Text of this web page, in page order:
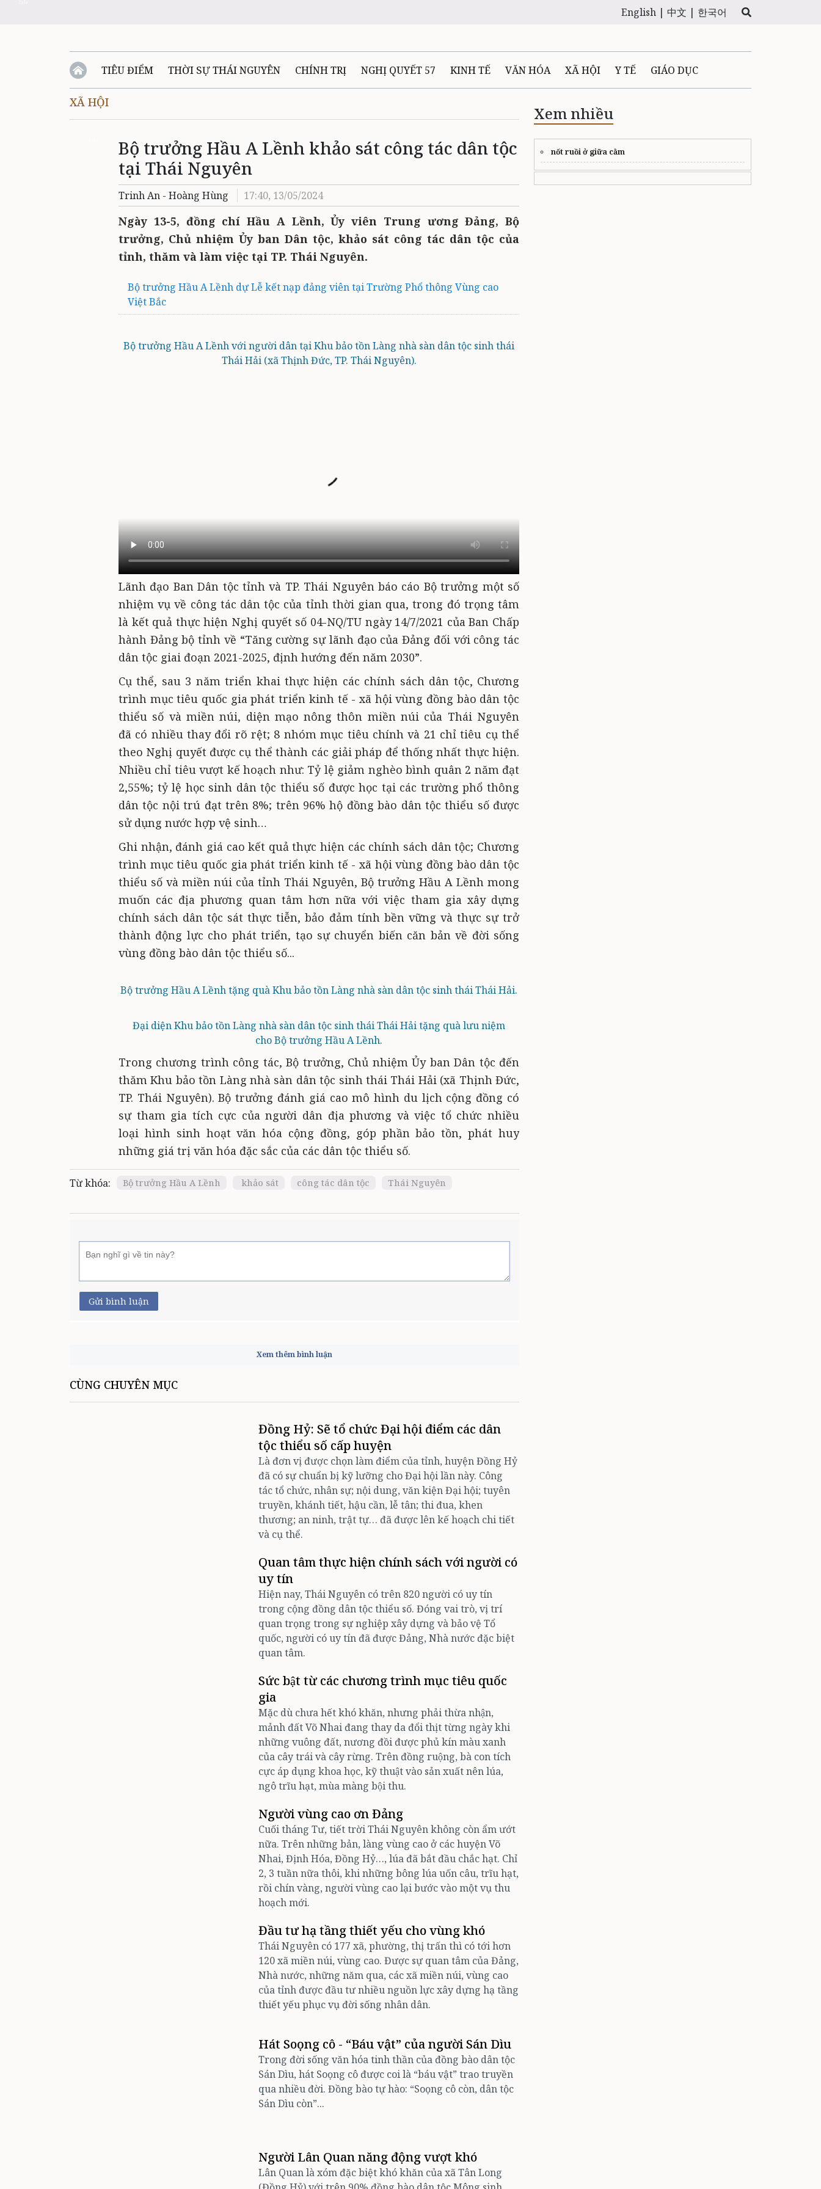
English | 中文 | 한국어
TIÊU ĐIỂM THỜI SỰ THÁI NGUYÊN CHÍNH TRỊ NGHỊ QUYẾT 57 KINH TẾ VĂN HÓA XÃ HỘI Y TẾ GIÁO DỤC
QUỐC PHÒNG - AN NINH Ô TÔ - XE MÁY PHÁP LUẬT
QUÊ HƯƠNG - ĐẤT NƯỚC QUỐC TẾ TÀI NGUYÊN - MÔI TRƯỜNG THỂ THAO THÔNG TIN - QUẢNG CÁO
VĂN BẢN, CHÍNH SÁCH MỚI VĂN NGHỆ THÁI NGUYÊN
XÃ HỘI
Bộ trưởng Hầu A Lềnh khảo sát công tác dân tộc
tại Thái Nguyên
Trinh An - Hoàng Hùng 17:40, 13/05/2024
Ngày 13-5, đồng chí Hầu A Lềnh, Ủy viên Trung ương Đảng, Bộ
trưởng, Chủ nhiệm Ủy ban Dân tộc, khảo sát công tác dân tộc của
tỉnh, thăm và làm việc tại TP. Thái Nguyên.
Bộ trưởng Hầu A Lềnh dự Lễ kết nạp đảng viên tại Trường Phổ thông Vùng cao
Việt Bắc
Bộ trưởng Hầu A Lềnh với người dân tại Khu bảo tồn Làng nhà sàn dân tộc sinh thái
Thái Hải (xã Thịnh Đức, TP. Thái Nguyên).
Lãnh đạo Ban Dân tộc tỉnh và TP. Thái Nguyên báo cáo Bộ trưởng một số
nhiệm vụ về công tác dân tộc của tỉnh thời gian qua, trong đó trọng tâm
là kết quả thực hiện Nghị quyết số 04-NQ/TU ngày 14/7/2021 của Ban Chấp
hành Đảng bộ tỉnh về “Tăng cường sự lãnh đạo của Đảng đối với công tác
dân tộc giai đoạn 2021-2025, định hướng đến năm 2030”.
Cụ thể, sau 3 năm triển khai thực hiện các chính sách dân tộc, Chương
trình mục tiêu quốc gia phát triển kinh tế - xã hội vùng đồng bào dân tộc
thiểu số và miền núi, diện mạo nông thôn miền núi của Thái Nguyên
đã có nhiều thay đổi rõ rệt; 8 nhóm mục tiêu chính và 21 chỉ tiêu cụ thể
theo Nghị quyết được cụ thể thành các giải pháp để thống nhất thực hiện.
Nhiều chỉ tiêu vượt kế hoạch như: Tỷ lệ giảm nghèo bình quân 2 năm đạt
2,55%; tỷ lệ học sinh dân tộc thiểu số được học tại các trường phổ thông
dân tộc nội trú đạt trên 8%; trên 96% hộ đồng bào dân tộc thiểu số được
sử dụng nước hợp vệ sinh…
Ghi nhận, đánh giá cao kết quả thực hiện các chính sách dân tộc; Chương
trình mục tiêu quốc gia phát triển kinh tế - xã hội vùng đồng bào dân tộc
thiểu số và miền núi của tỉnh Thái Nguyên, Bộ trưởng Hầu A Lềnh mong
muốn các địa phương quan tâm hơn nữa với việc tham gia xây dựng
chính sách dân tộc sát thực tiễn, bảo đảm tính bền vững và thực sự trở
thành động lực cho phát triển, tạo sự chuyển biến căn bản về đời sống
vùng đồng bào dân tộc thiểu số...
Bộ trưởng Hầu A Lềnh tặng quà Khu bảo tồn Làng nhà sàn dân tộc sinh thái Thái Hải.
Đại diện Khu bảo tồn Làng nhà sàn dân tộc sinh thái Thái Hải tặng quà lưu niệm
cho Bộ trưởng Hầu A Lềnh.
Trong chương trình công tác, Bộ trưởng, Chủ nhiệm Ủy ban Dân tộc đến
thăm Khu bảo tồn Làng nhà sàn dân tộc sinh thái Thái Hải (xã Thịnh Đức,
TP. Thái Nguyên). Bộ trưởng đánh giá cao mô hình du lịch cộng đồng có
sự tham gia tích cực của người dân địa phương và việc tổ chức nhiều
loại hình sinh hoạt văn hóa cộng đồng, góp phần bảo tồn, phát huy
những giá trị văn hóa đặc sắc của các dân tộc thiểu số.
Từ khóa: Bộ trưởng Hầu A Lềnh khảo sát công tác dân tộc Thái Nguyên
Gửi bình luận
Xem thêm bình luận
CÙNG CHUYÊN MỤC
Đồng Hỷ: Sẽ tổ chức Đại hội điểm các dân
tộc thiểu số cấp huyện
Là đơn vị được chọn làm điểm của tỉnh, huyện Đồng Hỷ
đã có sự chuẩn bị kỹ lưỡng cho Đại hội lần này. Công
tác tổ chức, nhân sự; nội dung, văn kiện Đại hội; tuyên
truyền, khánh tiết, hậu cần, lễ tân; thi đua, khen
thương; an ninh, trật tự… đã được lên kế hoạch chi tiết
và cụ thể.
Quan tâm thực hiện chính sách với người có
uy tín
Hiện nay, Thái Nguyên có trên 820 người có uy tín
trong cộng đồng dân tộc thiểu số. Đóng vai trò, vị trí
quan trọng trong sự nghiệp xây dựng và bảo vệ Tổ
quốc, người có uy tín đã được Đảng, Nhà nước đặc biệt
quan tâm.
Sức bật từ các chương trình mục tiêu quốc
gia
Mặc dù chưa hết khó khăn, nhưng phải thừa nhận,
mảnh đất Võ Nhai đang thay da đổi thịt từng ngày khi
những vuông đất, nương đồi được phủ kín màu xanh
của cây trái và cây rừng. Trên đồng ruộng, bà con tích
cực áp dụng khoa học, kỹ thuật vào sản xuất nên lúa,
ngô trĩu hạt, mùa màng bội thu.
Người vùng cao ơn Đảng
Cuối tháng Tư, tiết trời Thái Nguyên không còn ẩm ướt
nữa. Trên những bản, làng vùng cao ở các huyện Võ
Nhai, Định Hóa, Đồng Hỷ…, lúa đã bắt đầu chắc hạt. Chỉ
2, 3 tuần nữa thôi, khi những bông lúa uốn câu, trĩu hạt,
rồi chín vàng, người vùng cao lại bước vào một vụ thu
hoạch mới.
Đầu tư hạ tầng thiết yếu cho vùng khó
Thái Nguyên có 177 xã, phường, thị trấn thì có tới hơn
120 xã miền núi, vùng cao. Được sự quan tâm của Đảng,
Nhà nước, những năm qua, các xã miền núi, vùng cao
của tỉnh được đầu tư nhiều nguồn lực xây dựng hạ tầng
thiết yếu phục vụ đời sống nhân dân.
Hát Soọng cô - “Báu vật” của người Sán Dìu
Trong đời sống văn hóa tinh thần của đồng bào dân tộc
Sán Dìu, hát Soọng cô được coi là “báu vật” trao truyền
qua nhiều đời. Đồng bào tự hào: “Soọng cô còn, dân tộc
Sán Dìu còn”...
Người Lân Quan năng động vượt khó
Lân Quan là xóm đặc biệt khó khăn của xã Tân Long
Xem nhiều
nốt ruồi ở giữa cằm